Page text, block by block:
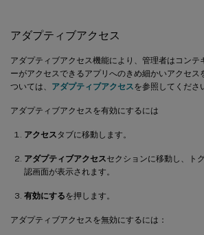
アダプティブアクセス
アダプティブアクセス機能により、管理者はコンテ
ーがアクセスできるアプリへのきめ細かいアクセス
ついては、 アダプティブアクセスを参照してくださ
アダプティブアクセスを有効にするには
アクセスタブに移動します。
アダプティブアクセスセクションに移動し、ト
認画面が表示されます。
有効にするを押します。
アダプティブアクセスを無効にするには：